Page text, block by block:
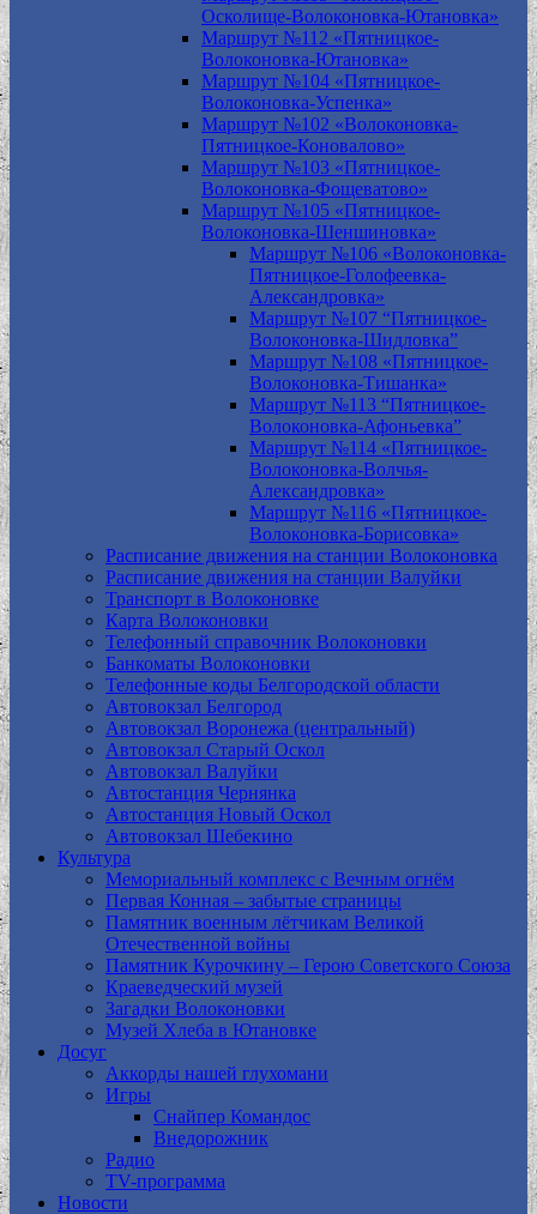
Осколище-Волоконовка-Ютановка»
Маршрут №112 «Пятницкое-
Волоконовка-Ютановка»
Маршрут №104 «Пятницкое-
Волоконовка-Успенка»
Маршрут №102 «Волоконовка-
Пятницкое-Коновалово»
Маршрут №103 «Пятницкое-
Волоконовка-Фощеватово»
Маршрут №105 «Пятницкое-
Волоконовка-Шеншиновка»
Маршрут №106 «Волоконовка-
Пятницкое-Голофеевка-
Александровка»
Маршрут №107 “Пятницкое-
Волоконовка-Шидловка”
Маршрут №108 «Пятницкое-
Волоконовка-Тишанка»
Маршрут №113 “Пятницкое-
Волоконовка-Афоньевка”
Маршрут №114 «Пятницкое-
Волоконовка-Волчья-
Александровка»
Маршрут №116 «Пятницкое-
Волоконовка-Борисовка»
Расписание движения на станции Волоконовка
Расписание движения на станции Валуйки
Транспорт в Волоконовке
Карта Волоконовки
Телефонный справочник Волоконовки
Банкоматы Волоконовки
Телефонные коды Белгородской области
Автовокзал Белгород
Автовокзал Воронежа (центральный)
Автовокзал Старый Оскол
Автовокзал Валуйки
Автостанция Чернянка
Автостанция Новый Оскол
Автовокзал Шебекино
Культура
Мемориальный комплекс с Вечным огнём
Первая Конная – забытые страницы
Памятник военным лётчикам Великой
Отечественной войны
Памятник Курочкину – Герою Советского Союза
Краеведческий музей
Загадки Волоконовки
Музей Хлеба в Ютановке
Досуг
Аккорды нашей глухомани
Игры
Снайпер Командос
Внедорожник
Радио
TV-программа
Новости